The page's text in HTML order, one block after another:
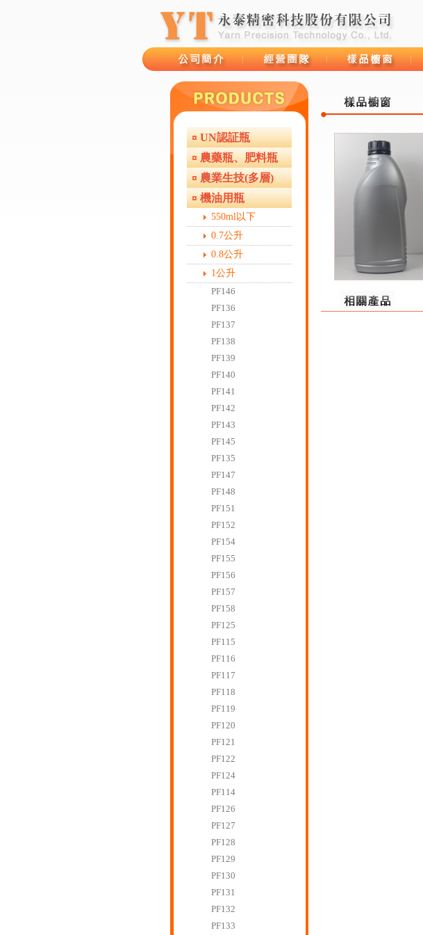
經營團隊
UN認証瓶
農藥瓶、肥料瓶
農業生技(多層)
機油用瓶
550ml以下
0.7公升
0.8公升
1公升
PF146
PF136
PF137
PF138
PF139
PF140
PF141
PF142
PF143
PF145
PF135
PF147
PF148
PF151
PF152
PF154
PF155
PF156
PF157
PF158
PF125
PF115
PF116
PF117
PF118
PF119
PF120
PF121
PF122
PF124
PF114
PF126
PF127
PF128
PF129
PF130
PF131
PF132
PF133